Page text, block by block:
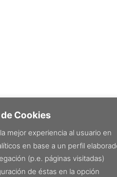
Cookies
mejor experiencia al usuario en
en base a un perfil
(p.e. páginas visitadas)
de éstas en la opción